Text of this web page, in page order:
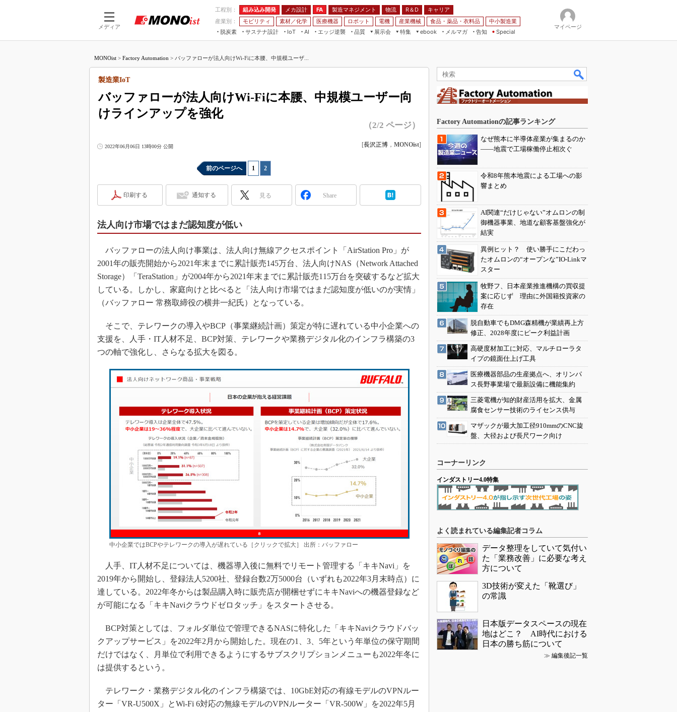
メディア
工程別： 組み込み開発 メカ設計 FA 製造マネジメント 物流 R＆D
キャリア
産業別：
モビリティ 素材／化学 医療機器 ロボット 電機 産業機械 食品・薬品・衣料品
中小製造業
脱炭素
サステナ設計
IoT
つながる工場
AI
AI×設備保全
エッジ逆襲 品質
展示会
JIMTOF
IIFES
日本ものづくりワールド
産業オープンネット展
特集
つながるクルマ
フィールドサービス
ISO26262
S＆OP
インダストリー4.0
イノベーション
製造業ビッグデータ
メイドインジャパン
植物工場
海外生産
制御セキュリティ
新型コロナへの対応
ebook
FA
モビリティ
メルマガ
告知 Special
マイページ
MONOist > Factory Automation > バッファローが法人向けWi-Fiに本腰、中規模ユーザ...
バッファローが法人向けWi-Fiに本腰、中規模ユーザー向
けラインアップを強化
製造業IoT
（2/2 ページ）
2022年06月06日 13時00分 公開 [長沢正博 ， MONOist]
前のページへ 1 2
印刷する 通知する 見る Share
法人向け市場ではまだ認知度が低い
バッファローの法人向け事業は、法人向け無線アクセスポイント「AirStation Pro」が
2001年の販売開始から2021年末までに累計販売145万台、法人向けNAS（Network Attached
Storage）「TeraStation」が2004年から2021年末までに累計販売115万台を突破するなど拡大
している。しかし、家庭向けと比べると「法人向け市場ではまだ認知度が低いのが実情」
（バッファロー 常務取締役の横井一紀氏）となっている。
そこで、テレワークの導入やBCP（事業継続計画）策定が特に遅れている中小企業への
支援を、人手・IT人材不足、BCP対策、テレワークや業務デジタル化のインフラ構築の3
つの軸で強化し、さらなる拡大を図る。
中小企業ではBCPやテレワークの導入が遅れている［クリックで拡大］ 出所：バッファロー
人手、IT人材不足については、機器導入後に無料でリモート管理する「キキNavi」を
2019年から開始し、登録法人5200社、登録台数2万5000台（いずれも2022年3月末時点）に
達している。2022年冬からは製品購入時に販売店が開梱せずにキキNaviへの機器登録など
が可能になる「キキNaviクラウドゼロタッチ」をスタートさせる。
BCP対策としては、フォルダ単位で管理できるNASに特化した「キキNaviクラウドバッ
クアップサービス」を2022年2月から開始した。現在の1、3、5年という年単位の保守期間
だけではなく、月単位で利用できるようにするサブスクリプションメニューも2022年冬に
は提供するという。
テレワーク・業務デジタル化のインフラ構築では、10GbE対応の有線モデルのVPNルー
ター「VR-U500X」とWi-Fi 6対応の無線モデルのVPNルーター「VR-500W」を2022年5月
Factory Automationの記事ランキング
なぜ熊本に半導体産業が集まるのか
――地震で工場稼働停止相次ぐ
令和8年熊本地震による工場への影
響まとめ
AI関連“だけじゃない”オムロンの制
御機器事業、地道な顧客基盤強化が
結実
異例ヒット？ 使い勝手にこだわっ
たオムロンの“オープンな”IO-Linkマ
スター
牧野フ、日本産業推進機構の買収提
案に応じず 理由に外国籍投資家の
存在
脱自動車でもDMG森精機が業績再上方
修正、2028年度にピーク利益計画
高硬度材加工に対応、マルチローラタ
イプの鏡面仕上げ工具
医療機器部品の生産拠点へ、オリンパ
ス長野事業場で最新設備に機能集約
三菱電機が知的財産活用を拡大、金属
腐食センサー技術のライセンス供与
マザックが最大加工径910mmのCNC旋
盤、大径および長尺ワーク向け
コーナーリンク
インダストリー4.0特集
よく読まれている編集記者コラム
データ整理をしていて気付い
た「業務改善」に必要な考え
方について
3D技術が変えた「靴選び」
の常識
日本版データスペースの現在
地はどこ？ AI時代における
日本の勝ち筋について
≫ 編集後記一覧